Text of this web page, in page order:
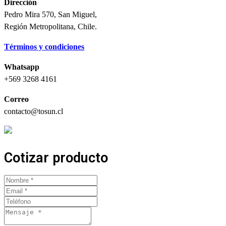
Dirección
Pedro Mira 570, San Miguel,
Región Metropolitana, Chile.
Términos y condiciones
Whatsapp
+569 3268 4161
Correo
contacto@tosun.cl
Cotizar producto